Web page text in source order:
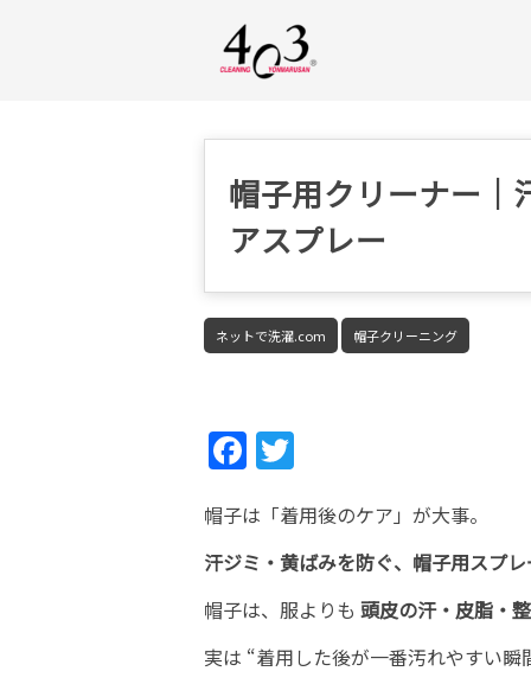
帽子用クリーナー｜
アスプレー
ネットで洗濯.com 帽子クリーニング
Fac
ok
帽子は「着用後のケア」が大事。
汗ジミ・黄ばみを防ぐ、帽子用スプ
帽子は、服よりも 頭皮の汗・皮脂・
実は “着用した後が一番汚れやすい瞬